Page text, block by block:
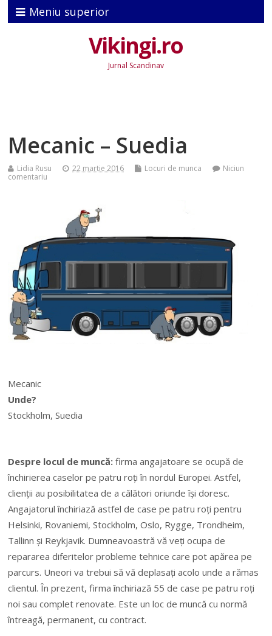
Meniu superior
Vikingi.ro
Jurnal Scandinav
Mecanic – Suedia
Lidia Rusu 22 martie 2016 Locuri de munca
Niciun
comentariu
Mecanic
Unde?
Stockholm, Suedia
Despre locul de muncă: firma angajatoare se ocupă de
închirierea caselor pe patru roți în nordul Europei. Astfel,
clienții au posibilitatea de a călători oriunde își doresc.
Angajatorul închiriază astfel de case pe patru roți pentru
Helsinki, Rovaniemi, Stockholm, Oslo, Rygge, Trondheim,
Tallinn și Reykjavik. Dumneavoastră vă veți ocupa de
repararea diferitelor probleme tehnice care pot apărea pe
parcurs. Uneori va trebui să vă deplasați acolo unde a rămas
clientul. În prezent, firma închiriază 55 de case pe patru roți
noi sau complet renovate. Este un loc de muncă cu normă
întreagă, permanent, cu contract.